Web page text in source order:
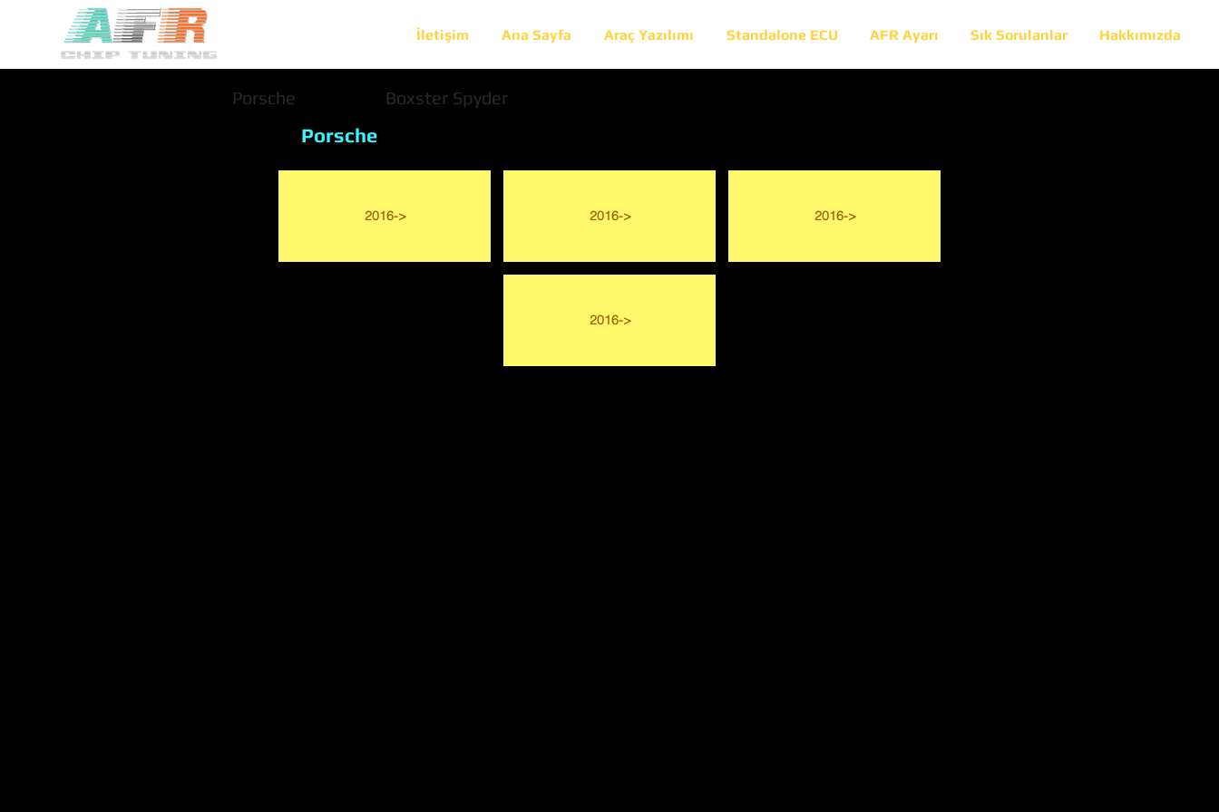
İletişim Ana Sayfa Araç Yazılımı Standalone ECU AFR Ayarı Sık Sorulanlar Hakkımızda
Porsche Boxster Spyder
Porsche
2016-> 2016-> 2016->
2016->